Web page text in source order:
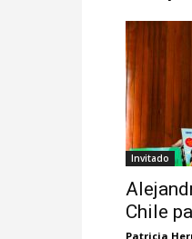
Invitado
Chile
Patricia